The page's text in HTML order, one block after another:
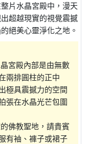
片水晶宮殿中，漫天
超越現實的視覺震撼
絕美心靈淨化之地。
宮殿內部是由無數
兩排圓柱的正中
極具震撼力的空間
張在水晶光芒包圍
佛教聖地，請貴賓
有袖、褲子或裙子